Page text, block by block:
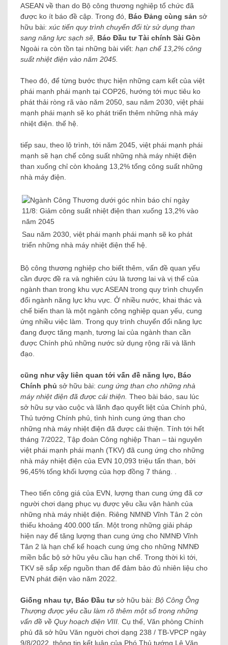
ASEAN về than do Bộ công thương nghiệp tổ chức đã
được ko ít báo đề cập. Trong đó, Báo Đảng cùng sản sở
hữu bài:xúc tiến quy trình chuyển đổi từ sử dụng than
sang năng lực sạch sẽ, Báo Đầu tư Tài chính Sài Gòn
Ngoài ra còn tồn tại những bài viết: hạn chế 13,2% công
suất nhiệt điện vào năm 2045.
Theo đó, để từng bước thực hiện những cam kết của việt
phái mạnh phái mạnh tại COP26, hướng tới mục tiêu ko
phát thải ròng rã vào năm 2050, sau năm 2030, việt phái
mạnh phái mạnh sẽ ko phát triển thêm những nhà máy
nhiệt điện. thế hệ.
tiếp sau, theo lộ trình, tới năm 2045, việt phái mạnh phái
mạnh sẽ hạn chế công suất những nhà máy nhiệt điện
than xuống chỉ còn khoảng 13,2% tổng công suất những
nhà máy điện.
Sau năm 2030, việt phái mạnh phái mạnh sẽ ko phát
triển những nhà máy nhiệt điện thế hệ.
Bộ công thương nghiệp cho biết thêm, vấn đề quan yếu
cần được đề ra và nghiên cứu là tương lai và vị thế của
ngành than trong khu vực ASEAN trong quy trình chuyển
đổi ngành năng lực khu vực. Ở nhiều nước, khai thác và
chế biến than là một ngành công nghiệp quan yếu, cung
ứng nhiều việc làm. Trong quy trình chuyển đổi năng lực
đang được tăng mạnh, tương lai của ngành than cần
được Chính phủ những nước sử dụng rộng rãi và lãnh
đạo.
cũng như vậy liên quan tới vấn đề năng lực, Báo
Chính phủ sở hữu bài: cung ứng than cho những nhà
máy nhiệt điện đã được cải thiện. Theo bài báo, sau lúc
sở hữu sự vào cuộc và lãnh đạo quyết liệt của Chính phủ,
Thủ tướng Chính phủ, tình hình cung ứng than cho
những nhà máy nhiệt điện đã được cải thiện. Tính tới hết
tháng 7/2022, Tập đoàn Công nghiệp Than – tài nguyên
việt phái mạnh phái mạnh (TKV) đã cung ứng cho những
nhà máy nhiệt điện của EVN 10,093 triệu tấn than, bởi
96,45% tổng khối lượng của hợp đồng 7 tháng. .
Theo tiến công giá của EVN, lượng than cung ứng đã cơ
người chơi dạng phục vụ được yêu cầu vận hành của
những nhà máy nhiệt điện. Riêng NMNĐ Vĩnh Tân 2 còn
thiếu khoảng 400.000 tấn. Một trong những giải pháp
hiện nay để tăng lượng than cung ứng cho NMNĐ Vĩnh
Tân 2 là hạn chế kế hoạch cung ứng cho những NMNĐ
miền bắc bộ sở hữu yêu cầu hạn chế. Trong thời kì tới,
TKV sẽ sắp xếp nguồn than để đảm bảo đủ nhiên liệu cho
EVN phát điện vào năm 2022.
Giống nhau tự, Báo Đầu tưsở hữu bài: Bộ Công Ông
Thượng được yêu cầu làm rõ thêm một số trong những
vấn đề về Quy hoạch điện VIII. Cụ thể, Văn phòng Chính
phủ đã sở hữu Văn người chơi dạng 238 / TB-VPCP ngày
9/8/2022, thông tin kết luận của Phó Thủ tướng Lê Văn